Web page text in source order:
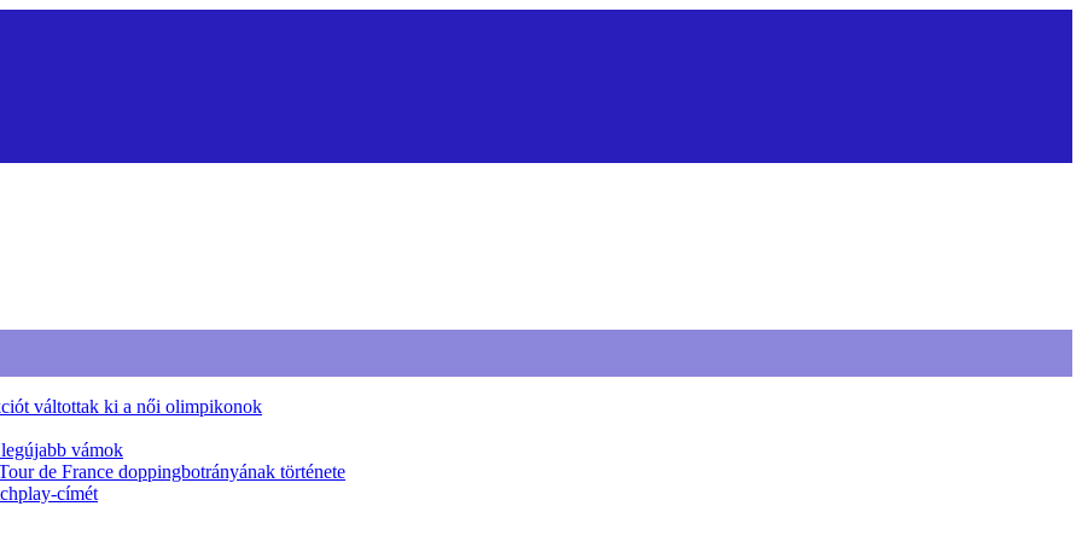
váltottak ki a női olimpikonok
vámok
de France doppingbotrányának története
címét